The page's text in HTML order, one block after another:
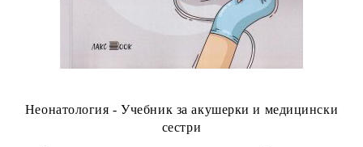
Неонатология - Учебник за акушерки и медицински
сестри